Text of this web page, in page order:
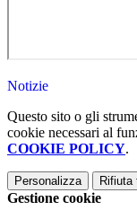
Notizie
Questo sito o gli
cookie necessari al
COOKIE POLICY.
Personalizza Rifiuta
Gestione cookie